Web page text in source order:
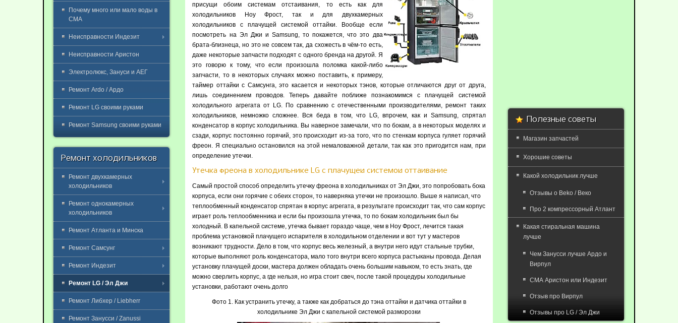
присущи обоим системам отстаивания, то есть как для
холодильников Ноу Фрост, так и для двухкамерных
холодильников с плачущей системой оттайки. Вообще если
посмотреть на Эл Джи и Samsung, то покажется, что это два
брата-близнеца, но это не совсем так, да схожесть в чём-то есть,
даже некоторые запчасти подходят с одного бренда на другой. Я
это говорю к тому, что если произошла поломка какой-либо
запчасти, то в некоторых случаях можно поставить, к примеру,
таймер оттайки с Самсунга, это касается и некоторых тэнов, которые отличаются друг от друга,
лишь соединением проводов. Теперь давайте поближе познакомимся с плачущей системой
холодильного агрегата от LG. По сравнению с отечественными производителями, ремонт таких
холодильников, немножко сложнее. Вся беда в том, что LG, впрочем, как и Samsung, спрятал
конденсатор в корпус холодильника. Вы наверное замечали, что по бокам, а в некоторых моделях и
сзади, корпус постоянно горячий, это происходит из-за того, что по стенкам корпуса гуляет горячий
фреон. Я специально остановился на этой немаловажной детали, так как это пригодится нам, при
определение утечки.
Утечка фреона в холодильнике LG с плачущей системой оттаивание
Самый простой способ определить утечку фреона в холодильниках от Эл Джи, это попробовать бока
корпуса, если они горячие с обеих сторон, то наверняка утечки не произошло. Выше я написал, что
теплообменный конденсатор спрятан в корпус агрегата, в результате происходит так, что сам корпус
играет роль теплообменника и если бы произошла утечка, то по бокам холодильник был бы
холодный. В капельной системе, утечка бывает гораздо чаще, чем в Ноу Фрост, лечится такая
проблема установкой плачущего испарителя в холодильном отделении и вот тут у мастеров
возникают трудности. Дело в том, что корпус весь железный, а внутри него идут стальные трубки,
которые выполняют роль конденсатора, мало того внутри всего корпуса растыканы провода. Делая
установку плачущей доски, мастера должен обладать очень большим навыком, то есть знать, где
можно сверлить корпус, а где нельзя, но игра стоит свеч, после такой процедуры холодильные
установки, работают очень долго
Фото 1. Как устранить утечку, а также как добраться до тэна оттайки и датчика оттайки в
холодильнике Эл Джи с капельной системой разморозки
Почему много или мало воды в
СМА
Неисправности Индезит
Неисправности Аристон
Электролюкс, Зануси и АЕГ
Ремонт Ardo / Ардо
Ремонт LG своими руками
Ремонт Samsung своими руками
Ремонт холодильников
Ремонт двухкамерных
холодильников
Ремонт однокамерных
холодильников
Ремонт Атланта и Минска
Ремонт Самсунг
Ремонт Индезит
Ремонт LG / Эл Джи
Ремонт Либхер / Liebherr
Ремонт Занусси / Zanussi
Полезные советы
Магазин запчастей
Хорошие советы
Какой холодильник лучше
Отзывы о Beko / Веко
Про 2 компрессорный Атлант
Какая стиральная машина
лучше
Чем Занусси лучше Ардо и
Вирпул
СМА Аристон или Индезит
Отзыв про Вирпул
Отзывы про LG / Эл Джи